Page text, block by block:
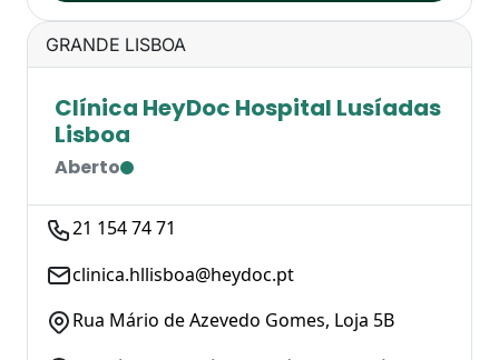
GRANDE LISBOA
Clínica HeyDoc Hospital Lusíadas
Lisboa
Aberto
21 154 74 71
clinica.hllisboa@heydoc.pt
Rua Mário de Azevedo Gomes, Loja 5B